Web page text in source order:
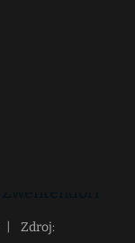
Zdroj: